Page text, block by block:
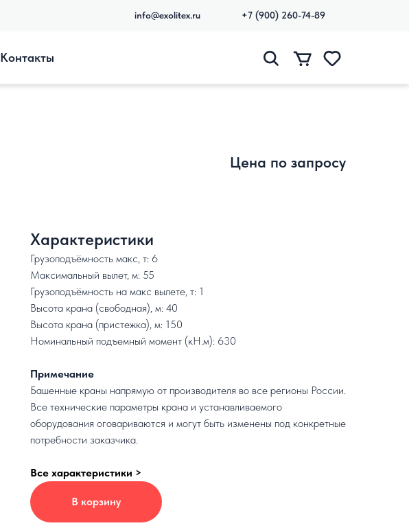
info@exolitex.ru +7 (900) 260-74-89
Контакты
Цена по запросу
Характеристики
Грузоподъёмность макс, т: 6
Максимальный вылет, м: 55
Грузоподъёмность на макс вылете, т: 1
Высота крана (свободная), м: 40
Высота крана (пристежка), м: 150
Номинальный подъемный момент (кН.м): 630
Примечание
Башенные краны напрямую от производителя во все регионы России.
Все технические параметры крана и устанавливаемого
оборудования оговариваются и могут быть изменены под конкретные
потребности заказчика.
Все характеристики >
В корзину